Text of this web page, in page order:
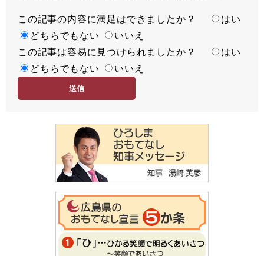
満
足
度
この記事の内容に満足はできましたか？
はい
どちらでもない
いいえ
容
易
この記事は容易に見つけられましたか？
はい
どちらでもない
いいえ